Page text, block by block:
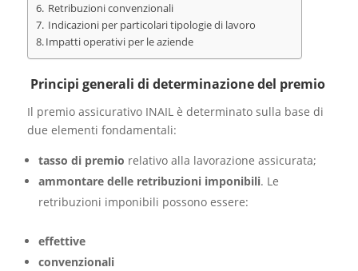
Retribuzioni convenzionali
Indicazioni per particolari tipologie di lavoro
Impatti operativi per le aziende
Principi generali di determinazione del premio
Il premio assicurativo INAIL è determinato sulla base di
due elementi fondamentali:
tasso di premio relativo alla lavorazione assicurata;
ammontare delle retribuzioni imponibili. Le
retribuzioni imponibili possono essere:
effettive
convenzionali